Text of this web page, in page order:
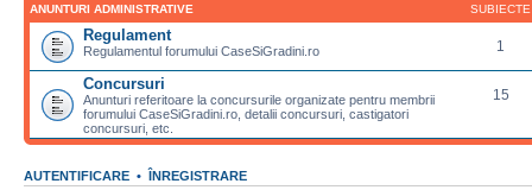
ANUNTURI ADMINISTRATIVE SUBIECTE
Regulament
Regulamentul forumului CaseSiGradini.ro 1
Concursuri
Anunturi referitoare la concursurile organizate pentru membrii
forumului CaseSiGradini.ro, detalii concursuri, castigatori
concursuri, etc.
15
AUTENTIFICARE • ÎNREGISTRARE